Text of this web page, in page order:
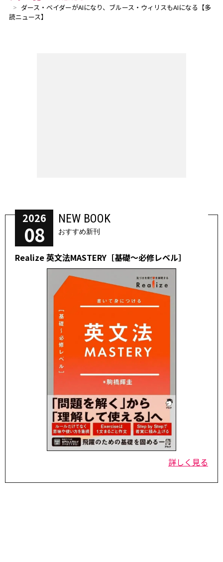
ダース・ベイダーがAIになり、ブルース・ウィリスもAIになる【多
読ニュース】
2026
08
NEW BOOK
おすすめ新刊
Realize 英文法MASTERY［基礎～必修レベル］
詳しく見る